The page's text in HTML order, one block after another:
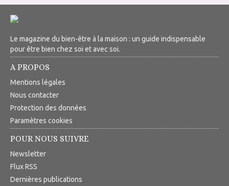
Le magazine du bien-être à la maison : un guide indispensable
pour être bien chez soi et avec soi.
A PROPOS
Mentions légales
Nous contacter
Protection des données
Paramètres cookies
POUR NOUS SUIVRE
Newsletter
Flux RSS
Dernières publications